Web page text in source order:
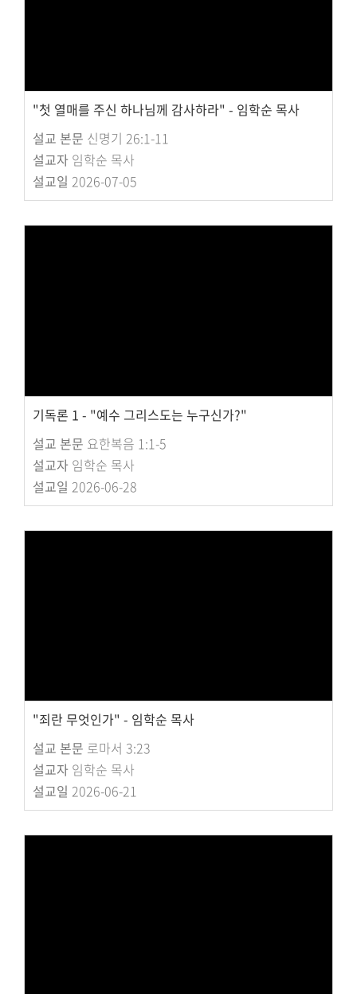
"첫 열매를 주신 하나님께 감사하라" - 임학순 목사
설교 본문 신명기 26:1-11
설교자 임학순 목사
설교일 2026-07-05
기독론 1 - "예수 그리스도는 누구신가?"
설교 본문 요한복음 1:1-5
설교자 임학순 목사
설교일 2026-06-28
"죄란 무엇인가" - 임학순 목사
설교 본문 로마서 3:23
설교자 임학순 목사
설교일 2026-06-21